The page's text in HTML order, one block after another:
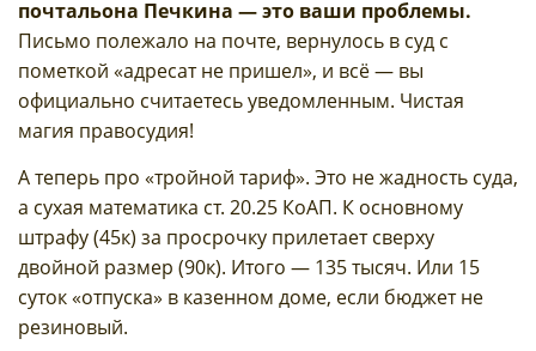
почтальона Печкина — это ваши проблемы.
Письмо полежало на почте, вернулось в суд с
пометкой «адресат не пришел», и всё — вы
официально считаетесь уведомленным. Чистая
магия правосудия!
А теперь про «тройной тариф». Это не жадность суда,
а сухая математика ст. 20.25 КоАП. К основному
штрафу (45к) за просрочку прилетает сверху
двойной размер (90к). Итого — 135 тысяч. Или 15
суток «отпуска» в казенном доме, если бюджет не
резиновый.